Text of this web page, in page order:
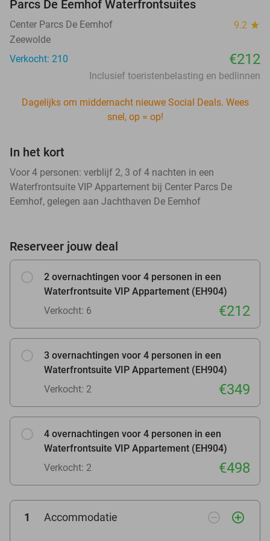
Parcs De Eemhof Waterfrontsuites
Center Parcs De Eemhof 9.2 star
Zeewolde
Verkocht: 210
€212
Inclusief toeristenbelasting en bedlinnen
Dagelijks om middernacht nieuwe Social Deals. Wees
snel, op = op!
In het kort
Voor 4 personen: verblijf 2, 3 of 4 nachten in een
Waterfrontsuite VIP Appartement bij Center Parcs De
Eemhof, gelegen aan Jachthaven De Eemhof
Reserveer jouw deal
2 overnachtingen voor 4 personen in een
Waterfrontsuite VIP Appartement (EH904)
Verkocht: 6
€212
3 overnachtingen voor 4 personen in een
Waterfrontsuite VIP Appartement (EH904)
Verkocht: 2
€349
4 overnachtingen voor 4 personen in een
Waterfrontsuite VIP Appartement (EH904)
Verkocht: 2
€498
1 Accommodatie remove_circle_outline add_circle_outline